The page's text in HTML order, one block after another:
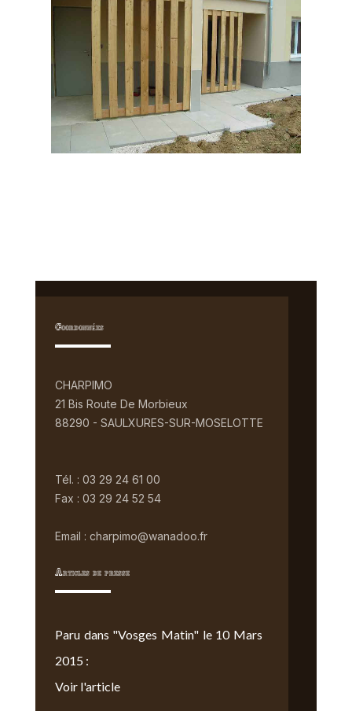
Coordonnées
CHARPIMO
21 Bis Route De Morbieux
88290 - SAULXURES-SUR-MOSELOTTE
Tél. : 03 29 24 61 00
Fax : 03 29 24 52 54
Email : charpimo@wanadoo.fr
Articles de presse
Paru dans "Vosges Matin" le 10 Mars
2015 :
Voir l'article